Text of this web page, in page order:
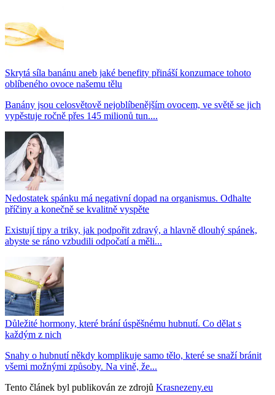
Skrytá síla banánu aneb jaké benefity přináší konzumace tohoto
oblíbeného ovoce našemu tělu
Banány jsou celosvětově nejoblíbenějším ovocem, ve světě se jich
vypěstuje ročně přes 145 milionů tun....
Nedostatek spánku má negativní dopad na organismus. Odhalte
příčiny a konečně se kvalitně vyspěte
Existují tipy a triky, jak podpořit zdravý, a hlavně dlouhý spánek,
abyste se ráno vzbudili odpočatí a měli...
Důležité hormony, které brání úspěšnému hubnutí. Co dělat s
každým z nich
Snahy o hubnutí někdy komplikuje samo tělo, které se snaží bránit
všemi možnými způsoby. Na vině, že...
Tento článek byl publikován ze zdrojů Krasnezeny.eu